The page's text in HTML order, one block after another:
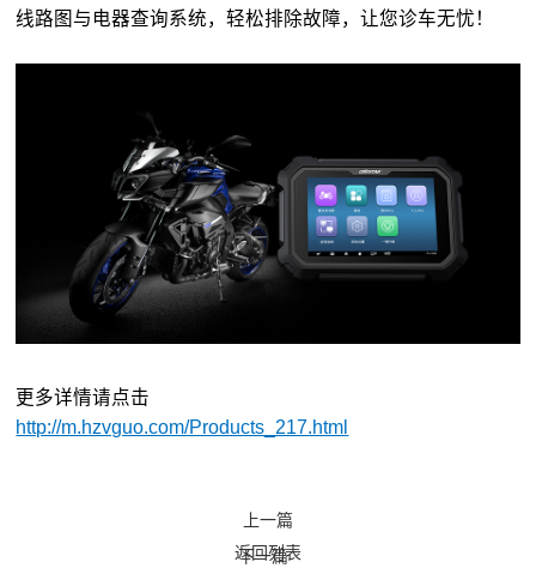
线路图与电器查询系统，轻松排除故障，让您诊车无忧！
更多详情请点击
http://m.hzvguo.com/Products_217.html
上一篇
下一篇
返回列表